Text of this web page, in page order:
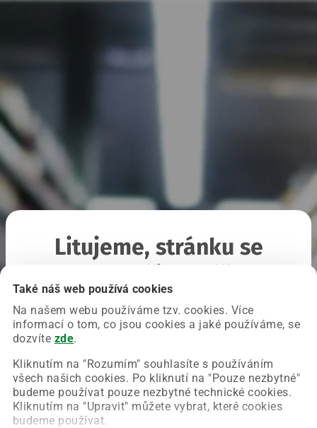
Také náš web používá cookies
Na našem webu používáme tzv. cookies. Více
informací o tom, co jsou cookies a jaké používáme, se
dozvíte zde.
Kliknutím na "Rozumím" souhlasíte s používáním
všech našich cookies. Po kliknutí na "Pouze nezbytné"
budeme používat pouze nezbytné technické cookies.
Kliknutím na "Upravit" můžete vybrat, které cookies
budeme používat.
Litujeme, stránku se
Chyba nastala na naší straně a už ji opravujeme.
Zkuste prosím znovu načíst požadovanou stránku.
Obnovit stránku Úvodní strana